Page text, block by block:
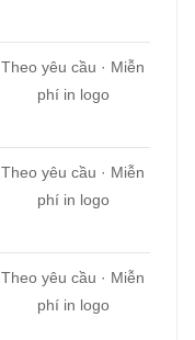
Theo yêu cầu · Miễn
phí in logo
Theo yêu cầu · Miễn
phí in logo
Theo yêu cầu · Miễn
phí in logo